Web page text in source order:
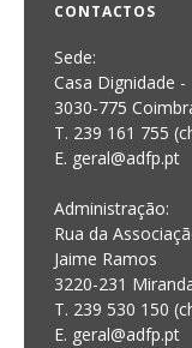
CONTACTOS
Sede:
Casa Dignidade -
3030-775
T. 239 161 755
E. geral@adfp.pt
Administração:
Rua da
Jaime Ramos
3220-231
T. 239 530 150
E. geral@adfp.pt